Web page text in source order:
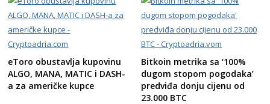
eToro obustavlja kupovinu
ALGO, MANA, MATIC i DASH-
a za američke kupce
Bitkoin metrika sa ‘100%
dugom stopom pogodaka’
predviđa donju cijenu od
23.000 BTC